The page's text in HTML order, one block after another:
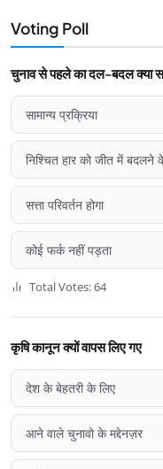
Voting Poll
चुनाव से पहले का दल-बदल क्या
सामान्य प्रक्रिया
निश्चित हार को जीत में बदलने
सत्ता परिवर्तन होगा
कोई फर्क नहीं पड़ता
Total Votes: 64
कृषि कानून क्यों वापस लिए गए
देश के बेहतरी के लिए
आने वाले चुनावो के मद्देनज़र